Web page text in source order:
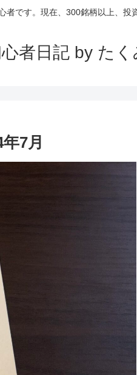
者です。現在、300銘柄以上、投
者日記 by たく
7月